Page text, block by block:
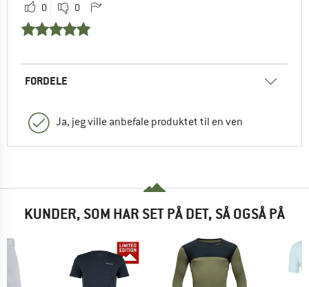
0 0
FORDELE
Ja, jeg ville anbefale produktet til en ven
KUNDER, SOM HAR SET PÅ DET, SÅ OGSÅ PÅ